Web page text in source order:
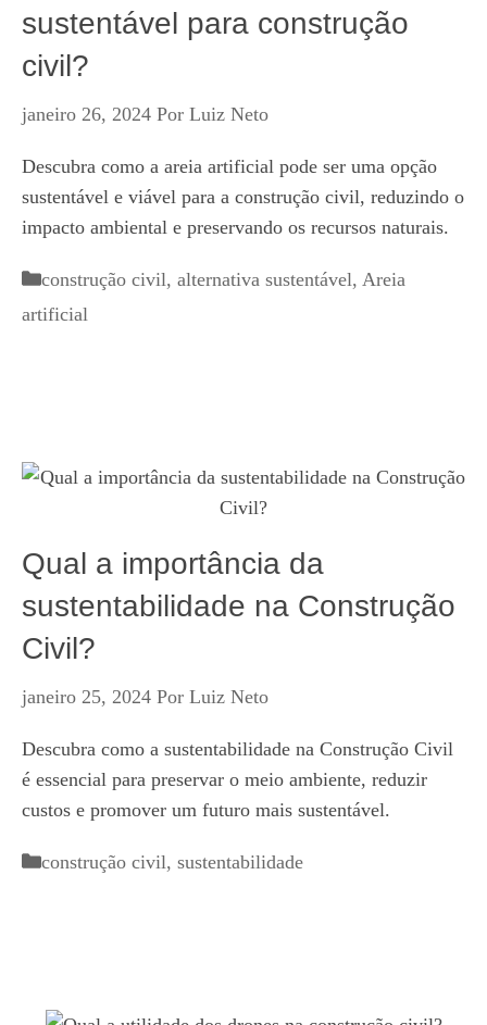
sustentável para construção
civil?
janeiro 26, 2024 Por Luiz Neto
Descubra como a areia artificial pode ser uma opção
sustentável e viável para a construção civil, reduzindo o
impacto ambiental e preservando os recursos naturais.
Categorias
construção civil, alternativa sustentável, Areia
artificial
Qual a importância da
sustentabilidade na Construção
Civil?
janeiro 25, 2024 Por Luiz Neto
Descubra como a sustentabilidade na Construção Civil
é essencial para preservar o meio ambiente, reduzir
custos e promover um futuro mais sustentável.
Categorias
construção civil, sustentabilidade